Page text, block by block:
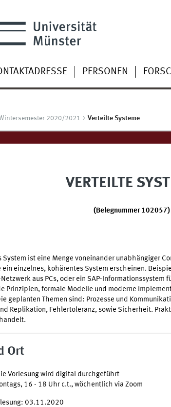
PERSONEN
2020/2021 Verteilte Systeme
VERTEILTE
(Belegnummer 102057)
System ist eine Menge voneinander unabhängiger
ein einzelnes, kohärentes System erscheinen.
aus PCs, oder ein SAP-Informationssystem
Prinzipien, formale Modelle und moderne
geplanten Themen sind: Prozesse und
Replikation, Fehlertoleranz, sowie Sicherheit.
Ort
Vorlesung wird digital durchgeführt
16 - 18 Uhr c.t., wöchentlich via Zoom
03.11.2020